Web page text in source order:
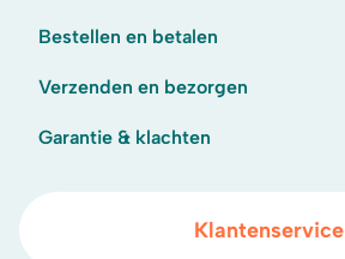
Bestellen en betalen
Verzenden en bezorgen
Garantie & klachten
Klantenservice